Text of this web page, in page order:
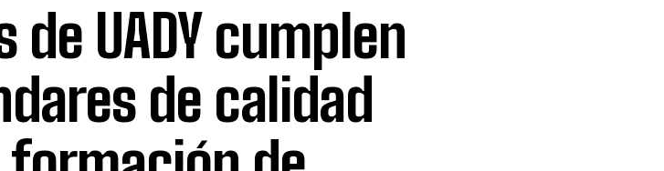
de UADY cumplen
de calidad